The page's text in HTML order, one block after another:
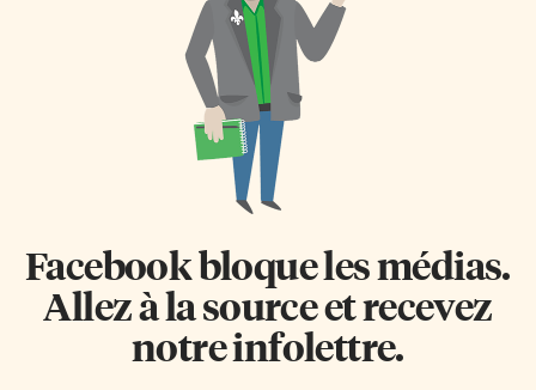
Facebook bloque les médias.
Allez à la source et recevez
notre infolettre.